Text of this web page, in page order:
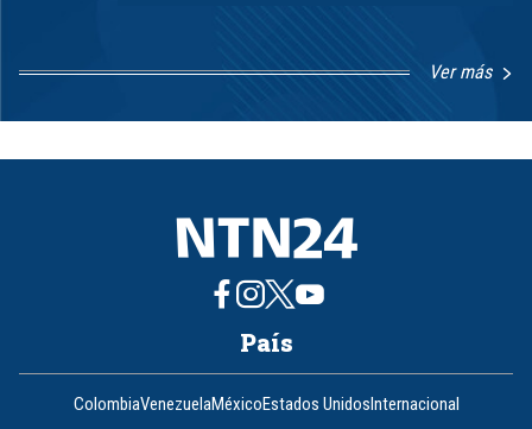
Ver más
1
8
País
ColombiaVenezuelaMéxicoEstados UnidosInternacional